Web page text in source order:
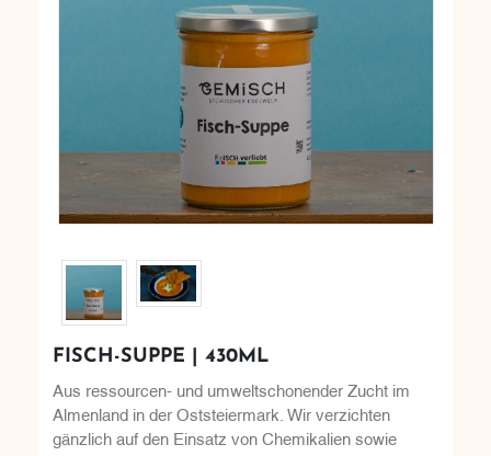
FISCH-SUPPE | 430ML
Aus ressourcen- und umweltschonender Zucht im
Almenland in der Oststeiermark. Wir verzichten
gänzlich auf den Einsatz von Chemikalien sowie